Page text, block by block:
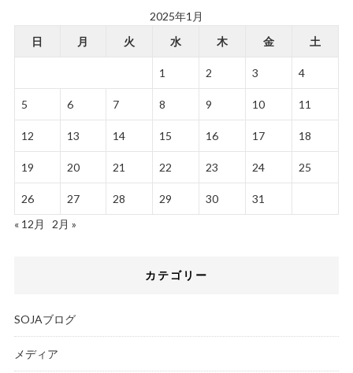
2025年1月
日
月 火 水 木 金 土
1 2 3 4
5 6 7 8 9 10 11
12 13 14 15 16 17 18
19 20 21 22 23 24 25
26 27 28 29 30
31
« 12月
2月 »
カテゴリー
SOJAブログ
メディア